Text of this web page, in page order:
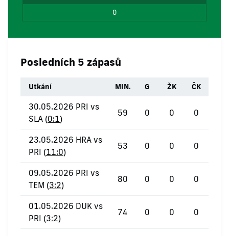
0
Posledních 5 zápasů
Utkání MIN. G ŽK ČK
30.05.2026 PRI vs
SLA (0:1)
59 0 0 0
23.05.2026 HRA vs
PRI (11:0)
53 0 0 0
09.05.2026 PRI vs
TEM (3:2)
80 0 0 0
01.05.2026 DUK vs
PRI (3:2)
74 0 0 0